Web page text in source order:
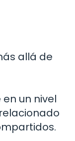
allá de
en un nivel